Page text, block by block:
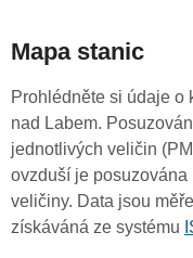
Mapa stanic
Prohlédněte si údaje o
nad Labem.
jednotlivých veličin
ovzduší je
veličiny. Data jsou
získáváná ze systému